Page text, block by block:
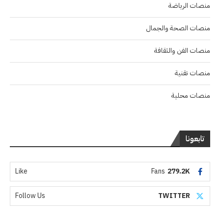
منصات الرياضة
منصات الصحة والجمال
منصات الفن والثقافة
منصات تقنية
منصات محلية
تابعونا
279.2K
Fans
Like
TWITTER
Follow Us